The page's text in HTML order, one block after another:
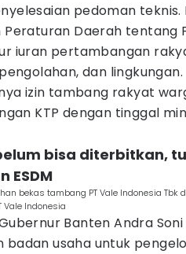
pedoman
Daerah tentang
iuran pertambangan
dan lingkungan.
izin tambang rakyat
KTP dengan tinggal
bisa diterbitkan,
ESDM
bekas tambang PT Vale Indonesia Tbk
Vale Indonesia
Banten Andra
usaha untuk